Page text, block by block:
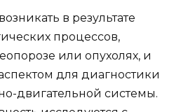
в результате
процессов,
или опухолях, и
для диагностики
двигательной системы.